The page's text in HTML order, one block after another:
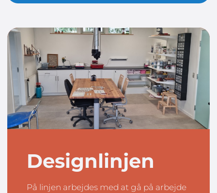
Designlinjen
På linjen arbejdes med at gå på arbejde